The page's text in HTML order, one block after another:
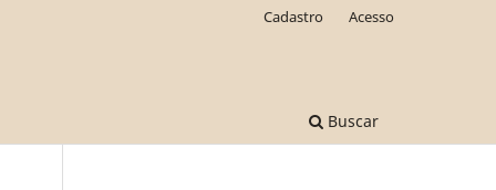
Buscar
Cadastro Acesso